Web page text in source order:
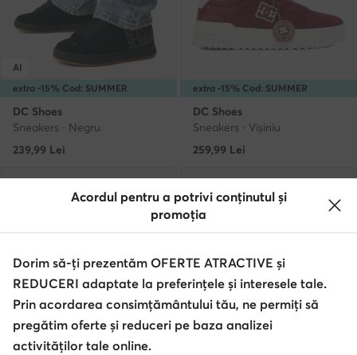
extra -15% Cod: SUMMER
AI
DC Shoes
Sneakers · Negru
239,99 Lei
extra -15% Cod: SUMMER
DC Shoes
Sneakers · Vișiniu
259,99 Lei
Acordul pentru a potrivi conținutul și
promoția
Dorim să-ți prezentăm OFERTE ATRACTIVE și
REDUCERI adaptate la preferințele și interesele tale.
Prin acordarea consimțământului tău, ne permiți să
pregătim oferte și reduceri pe baza analizei
activităților tale online.